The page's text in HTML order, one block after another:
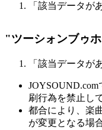
「該当データが
"ツーシォンブゥ
「該当データが
刷行為を禁止し
都合により、楽
が変更となる場